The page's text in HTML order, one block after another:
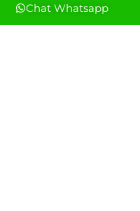
Chat Whatsapp